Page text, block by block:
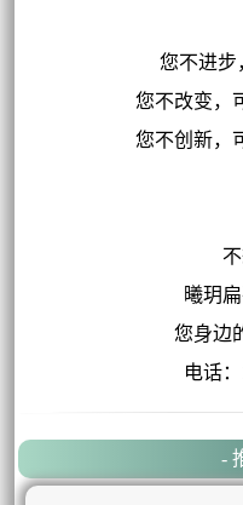
您不进步
您不改变，
您不创新，
曦玥
您身边
电话
-